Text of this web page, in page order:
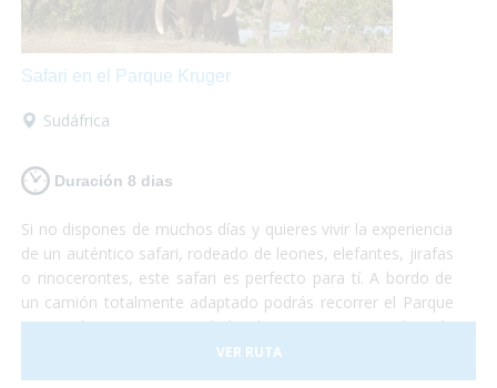
Safari en el Parque Kruger
Sudáfrica
Duración 8 dias
Si no dispones de muchos días y quieres vivir la experiencia
de un auténtico safari, rodeado de leones, elefantes, jirafas
o rinocerontes, este safari es perfecto para tí. A bordo de
un camión totalmente adaptado podrás recorrer el Parque
Nacional Kruger, sin duda la reserva natural más
importante de África y dónde podrás sentir la cercanía con
la fauna más espectacular del planeta. No te lo puedes
VER RUTA